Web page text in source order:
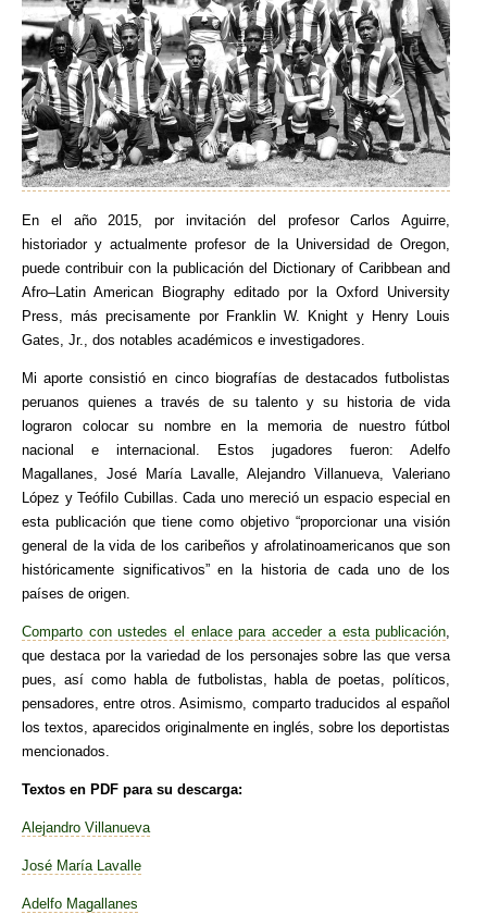
En el año 2015, por invitación del profesor Carlos Aguirre,
historiador y actualmente profesor de la Universidad de Oregon,
puede contribuir con la publicación del Dictionary of Caribbean and
Afro–Latin American Biography editado por la Oxford University
Press, más precisamente por Franklin W. Knight y Henry Louis
Gates, Jr., dos notables académicos e investigadores.
Mi aporte consistió en cinco biografías de destacados futbolistas
peruanos quienes a través de su talento y su historia de vida
lograron colocar su nombre en la memoria de nuestro fútbol
nacional e internacional. Estos jugadores fueron: Adelfo
Magallanes, José María Lavalle, Alejandro Villanueva, Valeriano
López y Teófilo Cubillas. Cada uno mereció un espacio especial en
esta publicación que tiene como objetivo “proporcionar una visión
general de la vida de los caribeños y afrolatinoamericanos que son
históricamente significativos” en la historia de cada uno de los
países de origen.
Comparto con ustedes el enlace para acceder a esta publicación
que destaca por la variedad de los personajes sobre las que versa
pues, así como habla de futbolistas, habla de poetas, políticos,
pensadores, entre otros. Asimismo, comparto traducidos al español
los textos, aparecidos originalmente en inglés, sobre los deportistas
mencionados.
Textos en PDF para su descarga:
Alejandro Villanueva
José María Lavalle
Adelfo Magallanes